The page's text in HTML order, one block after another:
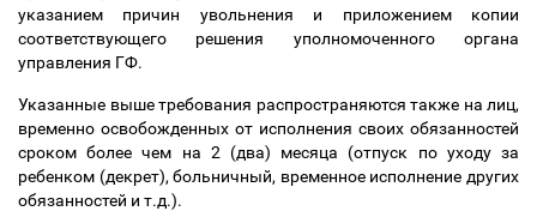
указанием причин увольнения и приложением копии
соответствующего решения уполномоченного органа
управления ГФ.
Указанные выше требования распространяются также на лиц,
временно освобожденных от исполнения своих обязанностей
сроком более чем на 2 (два) месяца (отпуск по уходу за
ребенком (декрет), больничный, временное исполнение других
обязанностей и т.д.).